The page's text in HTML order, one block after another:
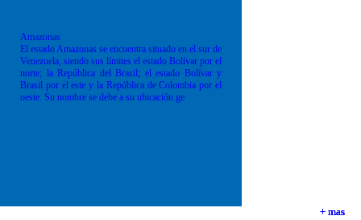
+ mas
+ mas
+ mas
Amazonas
El estado Amazonas se encuentra situado en el sur de
Venezuela, siendo sus límites el estado Bolívar por el
norte; la República del Brasil; el estado Bolívar y
Brasil por el este y la República de Colombia por el
oeste. Su nombre se debe a su ubicación ge
+ mas